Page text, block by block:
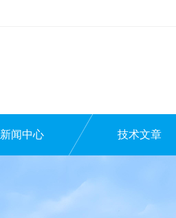
新闻中心 技术文章